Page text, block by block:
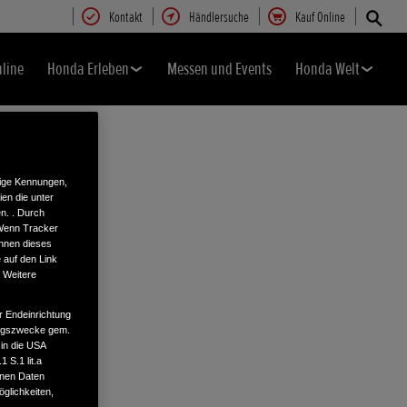
Kontakt Händlersuche Kauf Online
Honda Erleben Messen und Events Honda Welt
Kennungen,
die unter
. Durch
Tracker
dieses
auf den Link
Weitere
Endeinrichtung
gem.
die USA
S.1 lit.a
Daten